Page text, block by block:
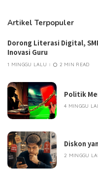
Artikel Terpopuler
Dorong Literasi Digital,
Inovasi Guru
1 MINGGU LALU 2 MIN READ
Politik
4 MINGGU
Diskon
2 MINGGU